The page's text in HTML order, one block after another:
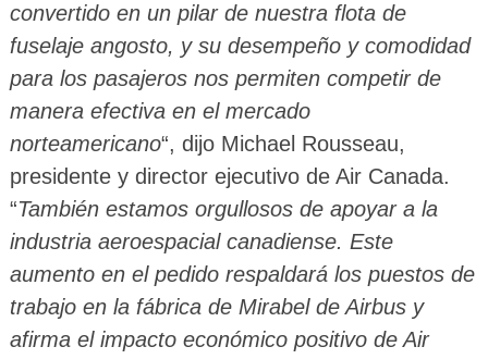
convertido en un pilar de nuestra flota de
fuselaje angosto, y su desempeño y comodidad
para los pasajeros nos permiten competir de
manera efectiva en el mercado
norteamericano“, dijo Michael Rousseau,
presidente y director ejecutivo de Air Canada.
“También estamos orgullosos de apoyar a la
industria aeroespacial canadiense. Este
aumento en el pedido respaldará los puestos de
trabajo en la fábrica de Mirabel de Airbus y
afirma el impacto económico positivo de Air